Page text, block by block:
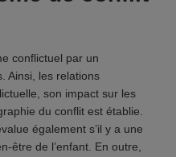
conflictuel par un
Ainsi, les relations
son impact sur les
du conflit est établie.
également s’il y a une
être de l’enfant. En outre,